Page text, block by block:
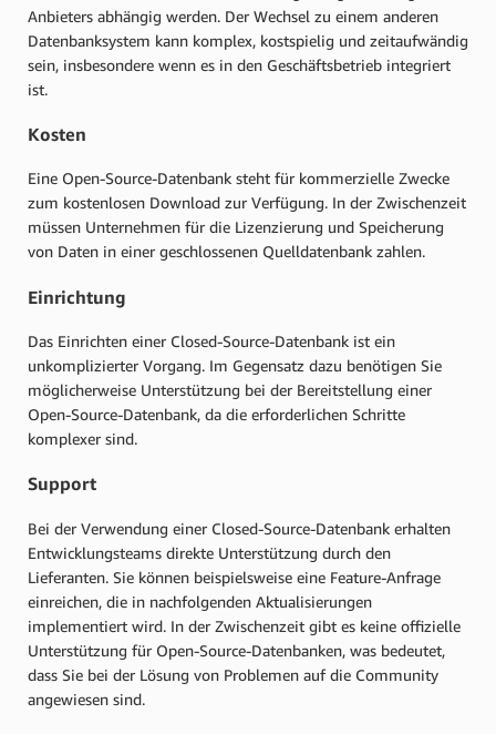
Anbieters abhängig werden. Der Wechsel zu einem anderen
Datenbanksystem kann komplex, kostspielig und zeitaufwändig
sein, insbesondere wenn es in den Geschäftsbetrieb integriert
ist.
Kosten
Eine Open-Source-Datenbank steht für kommerzielle Zwecke
zum kostenlosen Download zur Verfügung. In der Zwischenzeit
müssen Unternehmen für die Lizenzierung und Speicherung
von Daten in einer geschlossenen Quelldatenbank zahlen.
Einrichtung
Das Einrichten einer Closed-Source-Datenbank ist ein
unkomplizierter Vorgang. Im Gegensatz dazu benötigen Sie
möglicherweise Unterstützung bei der Bereitstellung einer
Open-Source-Datenbank, da die erforderlichen Schritte
komplexer sind.
Support
Bei der Verwendung einer Closed-Source-Datenbank erhalten
Entwicklungsteams direkte Unterstützung durch den
Lieferanten. Sie können beispielsweise eine Feature-Anfrage
einreichen, die in nachfolgenden Aktualisierungen
implementiert wird. In der Zwischenzeit gibt es keine offizielle
Unterstützung für Open-Source-Datenbanken, was bedeutet,
dass Sie bei der Lösung von Problemen auf die Community
angewiesen sind.